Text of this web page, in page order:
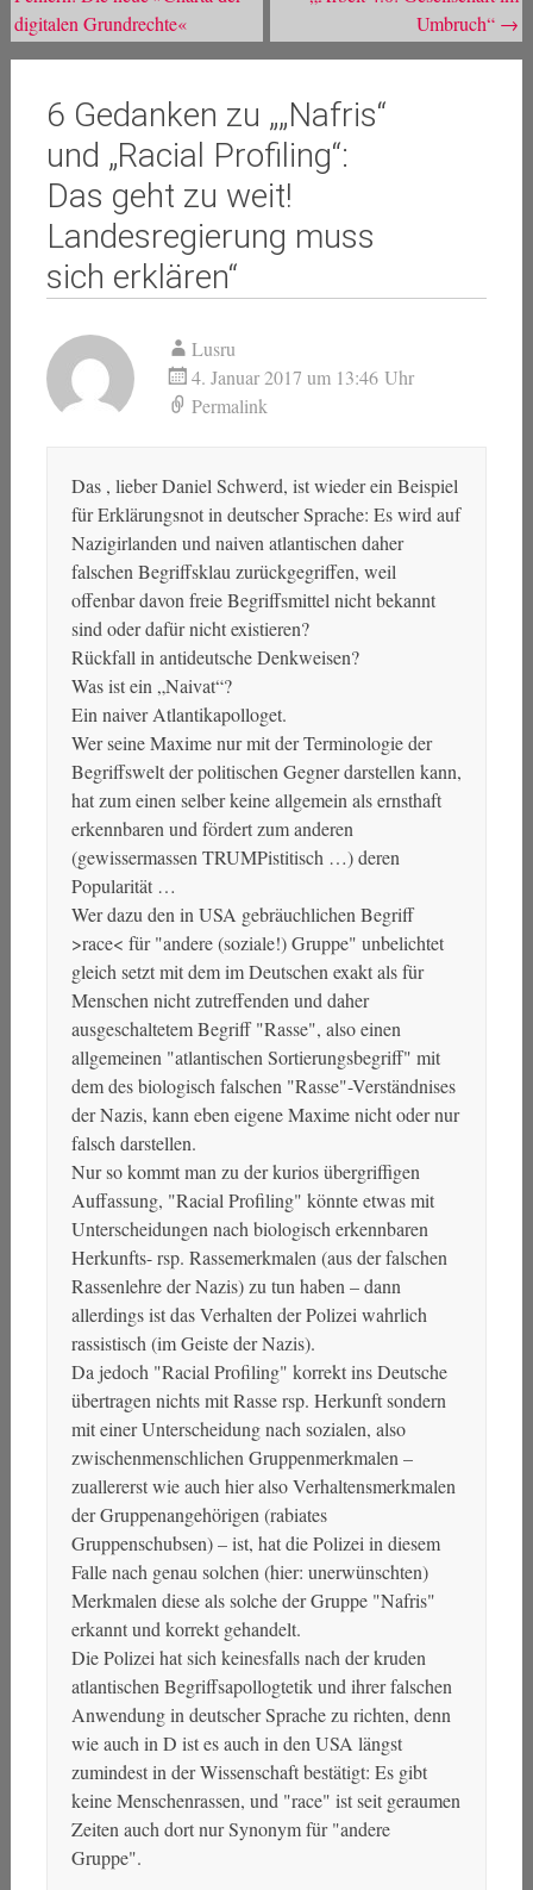
digitalen Grundrechte«
Umbruch“ →
6 Gedanken zu „„Nafris“
und „Racial Profiling“:
Das geht zu weit!
Landesregierung muss
sich erklären“
Lusru
4. Januar 2017 um 13:46 Uhr
Permalink
Das , lieber Daniel Schwerd, ist wieder ein Beispiel
für Erklärungsnot in deutscher Sprache: Es wird auf
Nazigirlanden und naiven atlantischen daher
falschen Begriffsklau zurückgegriffen, weil
offenbar davon freie Begriffsmittel nicht bekannt
sind oder dafür nicht existieren?
Rückfall in antideutsche Denkweisen?
Was ist ein „Naivat“?
Ein naiver Atlantikapolloget.
Wer seine Maxime nur mit der Terminologie der
Begriffswelt der politischen Gegner darstellen kann,
hat zum einen selber keine allgemein als ernsthaft
erkennbaren und fördert zum anderen
(gewissermassen TRUMPistitisch …) deren
Popularität …
Wer dazu den in USA gebräuchlichen Begriff
>race< für "andere (soziale!) Gruppe" unbelichtet
gleich setzt mit dem im Deutschen exakt als für
Menschen nicht zutreffenden und daher
ausgeschaltetem Begriff "Rasse", also einen
allgemeinen "atlantischen Sortierungsbegriff" mit
dem des biologisch falschen "Rasse"-Verständnises
der Nazis, kann eben eigene Maxime nicht oder nur
falsch darstellen.
Nur so kommt man zu der kurios übergriffigen
Auffassung, "Racial Profiling" könnte etwas mit
Unterscheidungen nach biologisch erkennbaren
Herkunfts- rsp. Rassemerkmalen (aus der falschen
Rassenlehre der Nazis) zu tun haben – dann
allerdings ist das Verhalten der Polizei wahrlich
rassistisch (im Geiste der Nazis).
Da jedoch "Racial Profiling" korrekt ins Deutsche
übertragen nichts mit Rasse rsp. Herkunft sondern
mit einer Unterscheidung nach sozialen, also
zwischenmenschlichen Gruppenmerkmalen –
zuallererst wie auch hier also Verhaltensmerkmalen
der Gruppenangehörigen (rabiates
Gruppenschubsen) – ist, hat die Polizei in diesem
Falle nach genau solchen (hier: unerwünschten)
Merkmalen diese als solche der Gruppe "Nafris"
erkannt und korrekt gehandelt.
Die Polizei hat sich keinesfalls nach der kruden
atlantischen Begriffsapollogtetik und ihrer falschen
Anwendung in deutscher Sprache zu richten, denn
wie auch in D ist es auch in den USA längst
zumindest in der Wissenschaft bestätigt: Es gibt
keine Menschenrassen, und "race" ist seit geraumen
Zeiten auch dort nur Synonym für "andere
Gruppe".